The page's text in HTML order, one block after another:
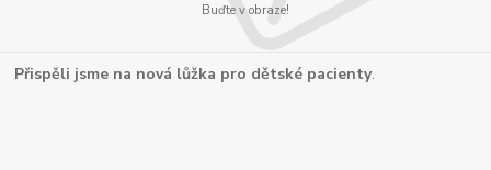
Buďte v obraze!
Přispěli jsme na nová lůžka pro dětské pacienty.